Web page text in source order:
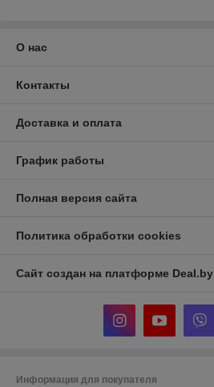
О нас
Контакты
Доставка и оплата
График работы
Полная версия сайта
Политика обработки cookies
Сайт создан на платформе Deal.by
Информация для покупателя